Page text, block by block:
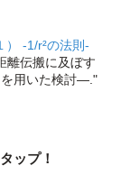
） -1/r²の法則-
離伝搬に及ぼす
用いた検討―."
ップ！